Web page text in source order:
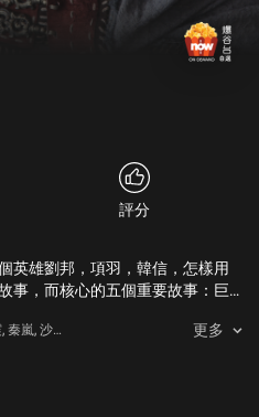
評分
英雄劉邦，項羽，韓信，怎樣用
事，而核心的五個重要故事：巨
設計跳過一些眾人皆知的，陳舊
嵐, 沙溢,
更多